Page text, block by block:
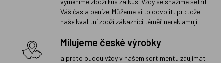
vyměníme zboží kus za kus. Vždy se snažíme šetřit
Váš čas a peníze. Můžeme si to dovolit, protože
naše kvalitní zboží zákazníci téměř nereklamují.
Milujeme české výrobky
a proto budou vždy v našem sortimentu zaujímat